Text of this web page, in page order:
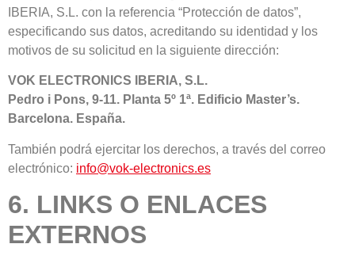
IBERIA, S.L. con la referencia “Protección de datos”,
especificando sus datos, acreditando su identidad y los
motivos de su solicitud en la siguiente dirección:
VOK ELECTRONICS IBERIA, S.L.
Pedro i Pons, 9-11. Planta 5º 1ª. Edificio Master’s.
Barcelona. España.
También podrá ejercitar los derechos, a través del correo
electrónico: info@vok-electronics.es
6. LINKS O ENLACES
EXTERNOS